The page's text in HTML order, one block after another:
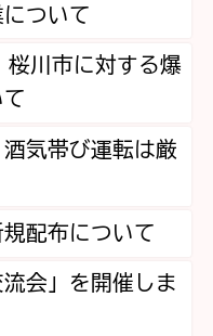
ついて
桜川市に対する爆
気帯び運転は厳
配布について
流会」を開催しま